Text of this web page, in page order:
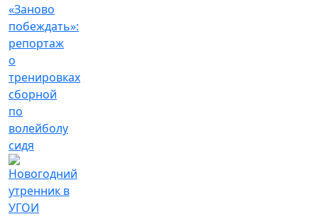
«Заново
побеждать»:
репортаж
о
тренировках
сборной
по
волейболу
сидя